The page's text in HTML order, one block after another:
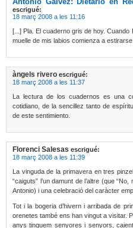
escrigué:
18 març 2008 a les 11:16
[...] Pla. El cuaderno gris de hoy.
muelle de mis labios comienza a
àngels rivero escrigué:
18 març 2008 a les 11:37
La lectura de los cuadernos es una
cotidiano, de la sencillez tanto de
de este sentimiento.
Florenci Salesas escrigué:
18 març 2008 a les 11:39
La vinguda de la primavera en tres
“caiguts” l’un damunt de l’altre (que
Antonio) i una celebració del caràcter
Tot i la bogeria d’hivern i arribada de
orenetes també ens han vingut a visitar.
anys tinguem senyores i senyors,